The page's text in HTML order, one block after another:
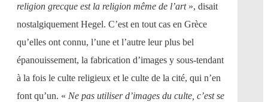
religion grecque est la religion même de l’art », disait
nostalgiquement Hegel. C’est en tout cas en Grèce
qu’elles ont connu, l’une et l’autre leur plus bel
épanouissement, la fabrication d’images y sous-tendant
à la fois le culte religieux et le culte de la cité, qui n’en
font qu’un. « Ne pas utiliser d’images du culte, c’est se